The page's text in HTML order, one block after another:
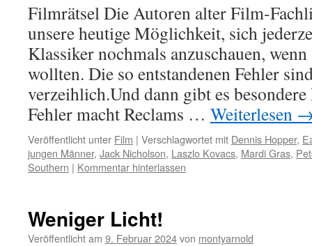
Filmrätsel Die Autoren alter Film-
unsere heutige Möglichkeit, sich
Klassiker nochmals anzuschauen,
wollten. Die so entstandenen Fehler
verzeihlich.Und dann gibt es
Fehler macht Reclams … Weiterlesen
Veröffentlicht unter Film | Verschlagwortet mit Dennis Hopper,
jungen Männer, Jack Nicholson, Laszlo Kovacs, Mardi Gras,
Southern | Kommentar hinterlassen
Weniger Licht!
Veröffentlicht am 9. Februar 2024von montyarnold